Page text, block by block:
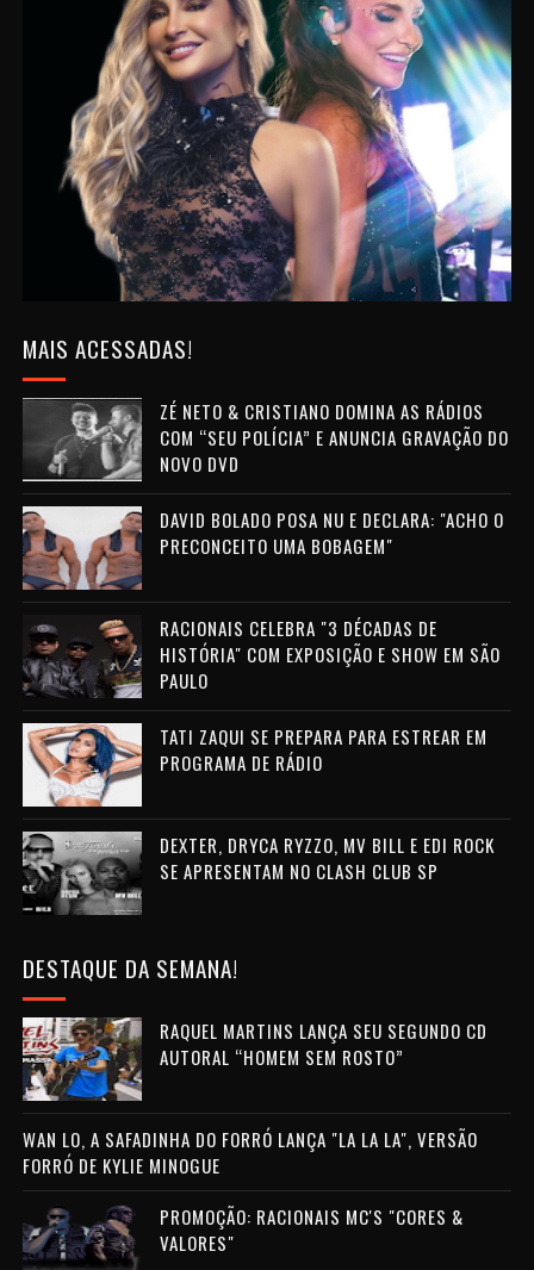
MAIS ACESSADAS!
ZÉ NETO & CRISTIANO DOMINA AS RÁDIOS
COM “SEU POLÍCIA” E ANUNCIA GRAVAÇÃO DO
NOVO DVD
DAVID BOLADO POSA NU E DECLARA: "ACHO O
PRECONCEITO UMA BOBAGEM"
RACIONAIS CELEBRA "3 DÉCADAS DE
HISTÓRIA" COM EXPOSIÇÃO E SHOW EM SÃO
PAULO
TATI ZAQUI SE PREPARA PARA ESTREAR EM
PROGRAMA DE RÁDIO
DEXTER, DRYCA RYZZO, MV BILL E EDI ROCK
SE APRESENTAM NO CLASH CLUB SP
DESTAQUE DA SEMANA!
RAQUEL MARTINS LANÇA SEU SEGUNDO CD
AUTORAL “HOMEM SEM ROSTO”
WAN LO, A SAFADINHA DO FORRÓ LANÇA "LA LA LA", VERSÃO
FORRÓ DE KYLIE MINOGUE
PROMOÇÃO: RACIONAIS MC'S "CORES &
VALORES"